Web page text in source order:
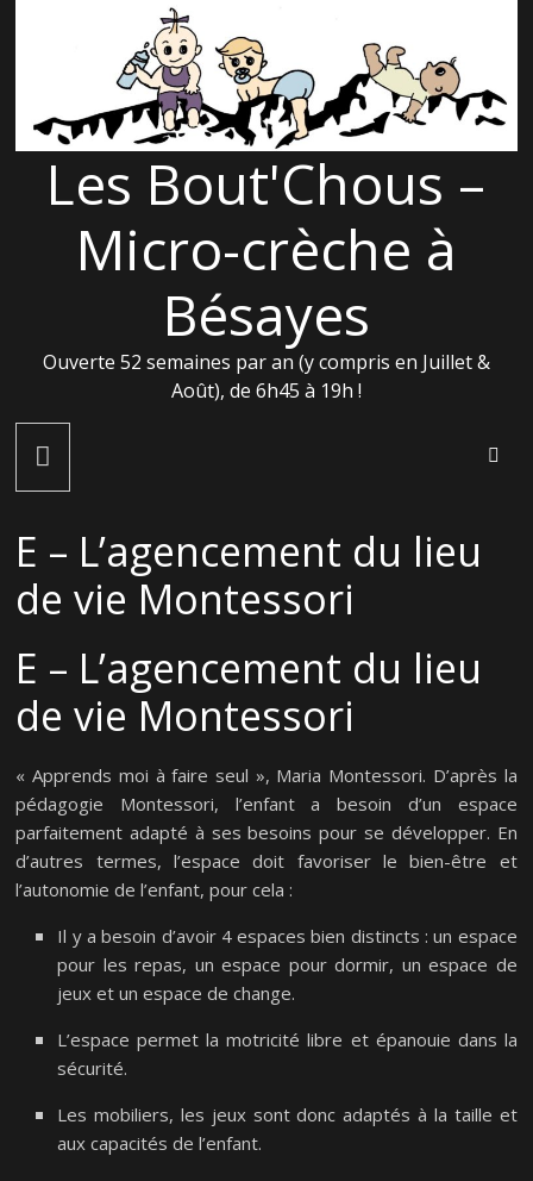
Les Bout'Chous –
Micro-crèche à
Bésayes
Ouverte 52 semaines par an (y compris en Juillet &
Août), de 6h45 à 19h !
E – L’agencement du lieu
de vie Montessori
E – L’agencement du lieu
de vie Montessori
« Apprends moi à faire seul », Maria Montessori. D’après la
pédagogie Montessori, l’enfant a besoin d’un espace
parfaitement adapté à ses besoins pour se développer. En
d’autres termes, l’espace doit favoriser le bien-être et
l’autonomie de l’enfant, pour cela :
Il y a besoin d’avoir 4 espaces bien distincts : un espace
pour les repas, un espace pour dormir, un espace de
jeux et un espace de change.
L’espace permet la motricité libre et épanouie dans la
sécurité.
Les mobiliers, les jeux sont donc adaptés à la taille et
aux capacités de l’enfant.